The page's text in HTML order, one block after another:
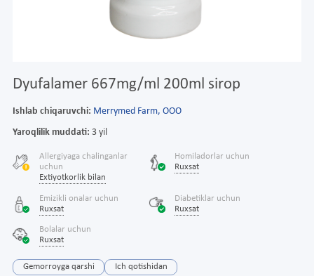
Dyufalamer 667mg/ml 200ml sirop
Ishlab chiqaruvchi: Merrymed Farm, ООО
Yaroqlilik muddati: 3 yil
Allergiyaga chalinganlar
uchun
Extiyotkorlik bilan
Homiladorlar uchun
Ruxsat
Emizikli onalar uchun
Ruxsat
Diabetiklar uchun
Ruxsat
Bolalar uchun
Ruxsat
Gemorroyga qarshi Ich qotishidan